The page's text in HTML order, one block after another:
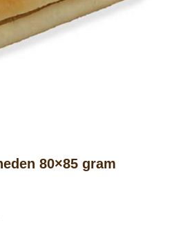
80×85 gram